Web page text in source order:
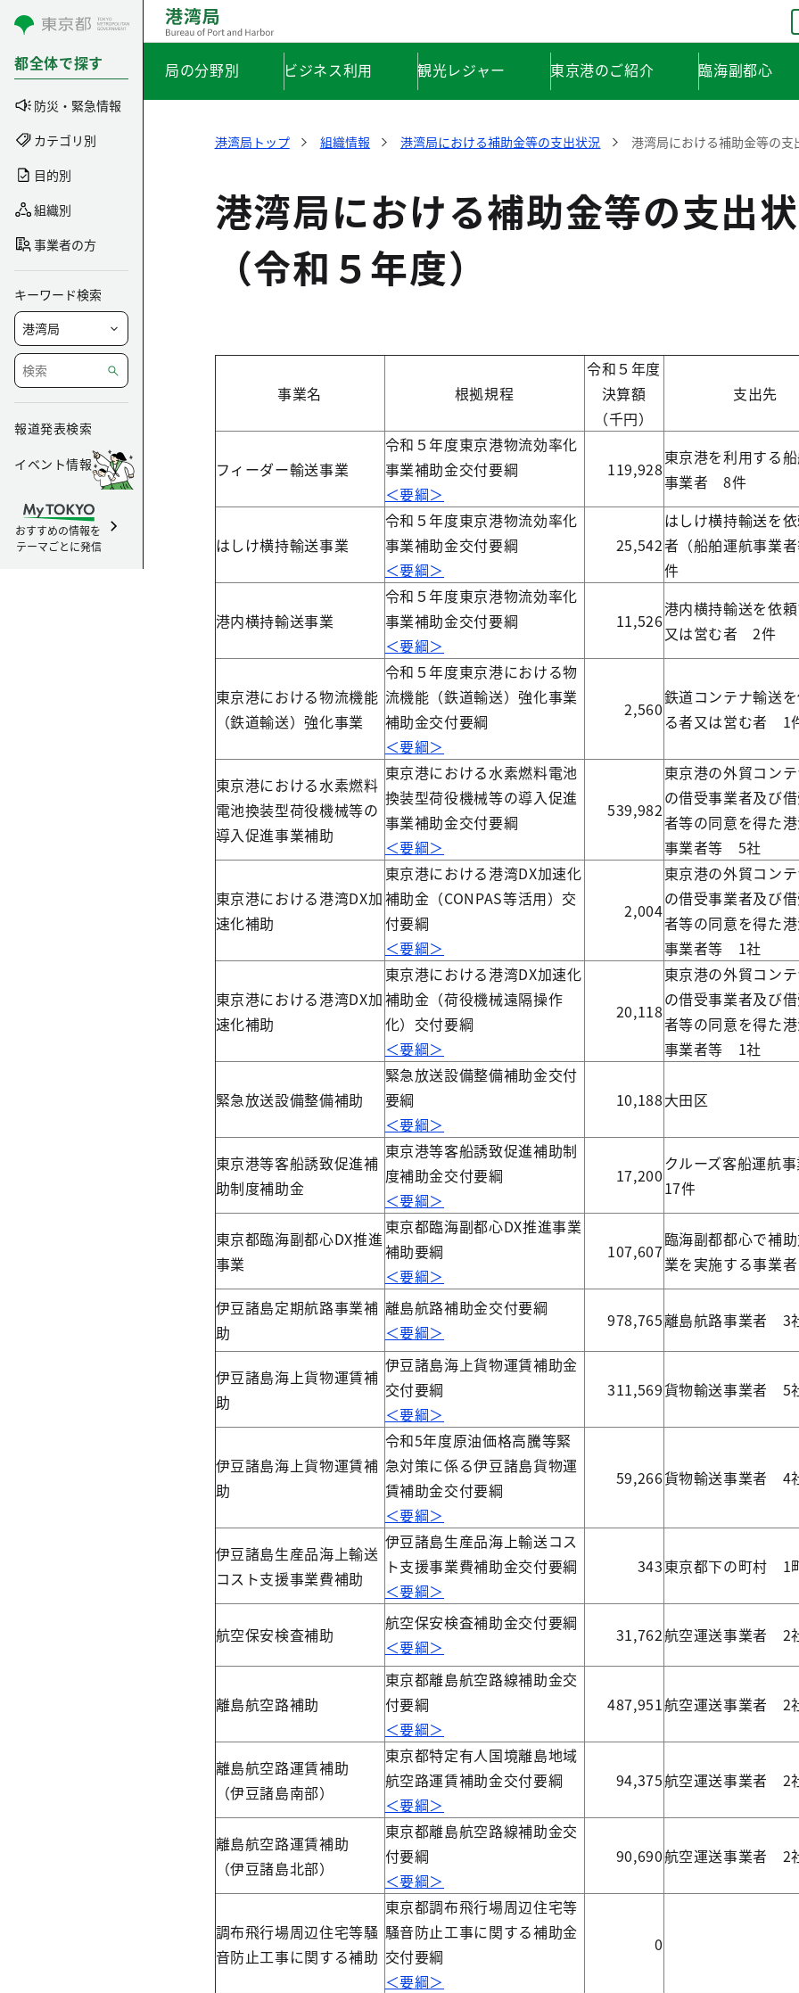
コンテンツにスキップ
都全体で探す
防災・緊急情報
カテゴリ別
目的別
組織別
事業者の方
キーワード検索
報道発表検索
イベント情報
おすすめの情報を
テーマごとに発信
局の分野別 ビジネス利用 観光レジャー 東京港のご紹介 臨海副都心
港湾局トップ 組織情報 港湾局における補助金等の支出状況 港湾局における補助金等の支
港湾局における補助金等の支出
（令和５年度）
事業名 根拠規程
令和５年度
決算額
（千円）
支出先
フィーダー輸送事業
令和５年度東京港物流効率化
事業補助金交付要綱
＜要綱＞
119,928
東京港を利用する
事業者 8件
はしけ横持輸送事業
令和５年度東京港物流効率化
事業補助金交付要綱
＜要綱＞
25,542
はしけ横持輸送を
者（船舶運航事業
件
港内横持輸送事業
令和５年度東京港物流効率化
事業補助金交付要綱
＜要綱＞
11,526
港内横持輸送を依
又は営む者 2件
東京港における物流機能
（鉄道輸送）強化事業
令和５年度東京港における物
流機能（鉄道輸送）強化事業
補助金交付要綱
＜要綱＞
2,560
鉄道コンテナ輸送
る者又は営む者 1
東京港における水素燃料
電池換装型荷役機械等の
導入促進事業補助
東京港における水素燃料電池
換装型荷役機械等の導入促進
事業補助金交付要綱
＜要綱＞
539,982
東京港の外貿コン
の借受事業者及び
者等の同意を得た
事業者等 5社
東京港における港湾DX加
速化補助
東京港における港湾DX加速化
補助金（CONPAS等活用）交
付要綱
＜要綱＞
2,004
東京港の外貿コン
の借受事業者及び
者等の同意を得た
事業者等 1社
東京港における港湾DX加
速化補助
東京港における港湾DX加速化
補助金（荷役機械遠隔操作
化）交付要綱
＜要綱＞
20,118
東京港の外貿コン
の借受事業者及び
者等の同意を得た
事業者等 1社
緊急放送設備整備補助
緊急放送設備整備補助金交付
要綱
＜要綱＞
10,188大田区
東京港等客船誘致促進補
助制度補助金
東京港等客船誘致促進補助制
度補助金交付要綱
＜要綱＞
17,200
クルーズ客船運航
17件
東京都臨海副都心DX推進
事業
東京都臨海副都心DX推進事業
補助要綱
＜要綱＞
107,607
臨海副都都心で補
業を実施する事業
伊豆諸島定期航路事業補
助
離島航路補助金交付要綱
＜要綱＞
978,765離島航路事業者 3
伊豆諸島海上貨物運賃補
助
伊豆諸島海上貨物運賃補助金
交付要綱
＜要綱＞
311,569貨物輸送事業者 5
伊豆諸島海上貨物運賃補
助
令和5年度原油価格高騰等緊
急対策に係る伊豆諸島貨物運
賃補助金交付要綱
＜要綱＞
59,266貨物輸送事業者 4
伊豆諸島生産品海上輸送
コスト支援事業費補助
伊豆諸島生産品海上輸送コス
ト支援事業費補助金交付要綱
＜要綱＞
343東京都下の町村 1
航空保安検査補助
航空保安検査補助金交付要綱
＜要綱＞
31,762航空運送事業者 2
離島航空路補助
東京都離島航空路線補助金交
付要綱
＜要綱＞
487,951航空運送事業者 2
離島航空路運賃補助
（伊豆諸島南部）
東京都特定有人国境離島地域
航空路運賃補助金交付要綱
＜要綱＞
94,375航空運送事業者 2
離島航空路運賃補助
（伊豆諸島北部）
東京都離島航空路線補助金交
付要綱
＜要綱＞
90,690航空運送事業者 2
調布飛行場周辺住宅等騒
音防止工事に関する補助
東京都調布飛行場周辺住宅等
騒音防止工事に関する補助金
交付要綱
＜要綱＞
0